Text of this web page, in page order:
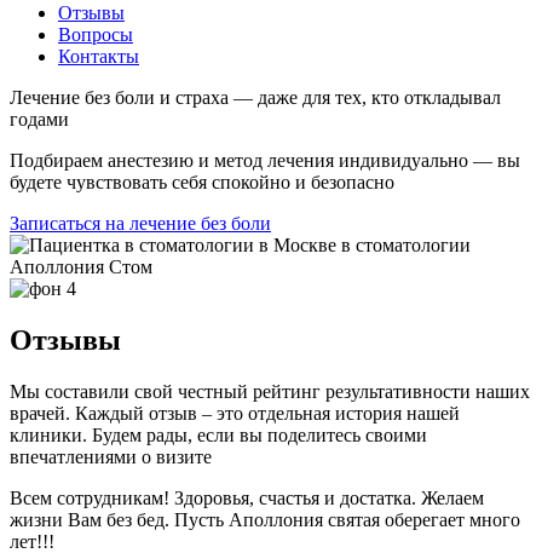
Отзывы
Вопросы
Контакты
Лечение без боли и страха — даже для тех, кто откладывал
годами
Подбираем анестезию и метод лечения индивидуально — вы
будете чувствовать себя спокойно и безопасно
Записаться на лечение без боли
Отзывы
Мы составили свой честный рейтинг результативности наших
врачей. Каждый отзыв – это отдельная история нашей
клиники. Будем рады, если вы поделитесь своими
впечатлениями о визите
Всем сотрудникам! Здоровья, счастья и достатка. Желаем
жизни Вам без бед. Пусть Аполлония святая оберегает много
лет!!!